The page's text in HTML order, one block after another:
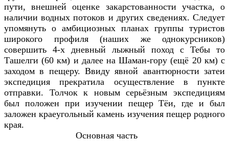
пути, внешней оценке закарстованности участка, о
наличии водных потоков и других сведениях. Следует
упомянуть о амбициозных планах группы туристов
широкого профиля (наших же однокурсников)
совершить 4-х дневный лыжный поход с Тебы то
Ташелги (60 км) и далее на Шаман-гору (ещё 20 км) с
заходом в пещеру. Ввиду явной авантюрности затеи
экспедиция прекратила осуществление в пункте
отправки. Толчок к новым серьёзным экспедициям
был положен при изучении пещер Тёи, где и был
заложен краеугольный камень изучения пещер родного
края.
Основная часть